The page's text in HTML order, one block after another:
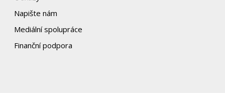
Napište nám
Mediální spolupráce
Finanční podpora